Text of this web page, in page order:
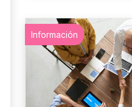
Información